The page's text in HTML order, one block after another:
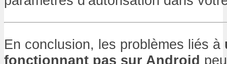
En conclusion, les problèmes liés à
fonctionnant pas sur Android